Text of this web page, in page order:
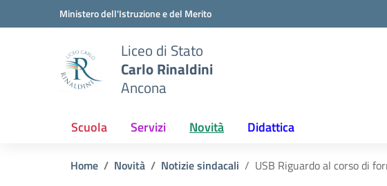
Vai ai contenuti
Vai al menu di navigazioneMinistero dell'Istruzione e del Merito
Liceo di Stato
Carlo Rinaldini
Ancona
Scuola Servizi Novità Didattica
Home Novità Notizie sindacali USB Riguardo al corso di